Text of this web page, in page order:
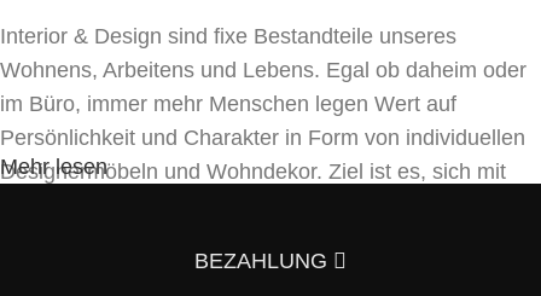
Interior & Design sind fixe Bestandteile unseres
Wohnens, Arbeitens und Lebens. Egal ob daheim oder
im Büro, immer mehr Menschen legen Wert auf
Persönlichkeit und Charakter in Form von individuellen
Designermöbeln und Wohndekor. Ziel ist es, sich mit
von der Masse abzuheben.
Mehr lesen
BEZAHLUNG